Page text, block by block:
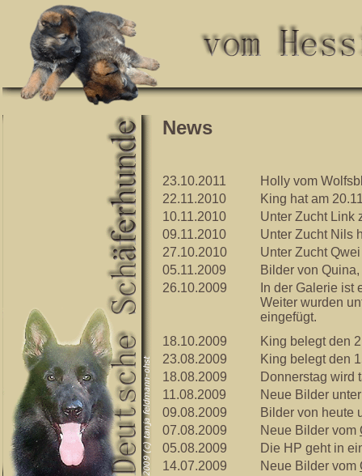
News
23.10.2011
Holly vom
22.11.2010
King hat am
10.11.2010
Unter Zucht Link
09.11.2010
Unter Zucht Nils
27.10.2010
Unter Zucht
05.11.2009
Bilder von
26.10.2009
In der Galerie
Weiter wurden
eingefügt.
18.10.2009
King belegt den
23.08.2009
King belegt den
18.08.2009
Donnerstag wird
11.08.2009
Neue Bilder
09.08.2009
Bilder von heute
07.08.2009
Neue Bilder vom
05.08.2009
Die HP geht in
14.07.2009
Neue Bilder vom